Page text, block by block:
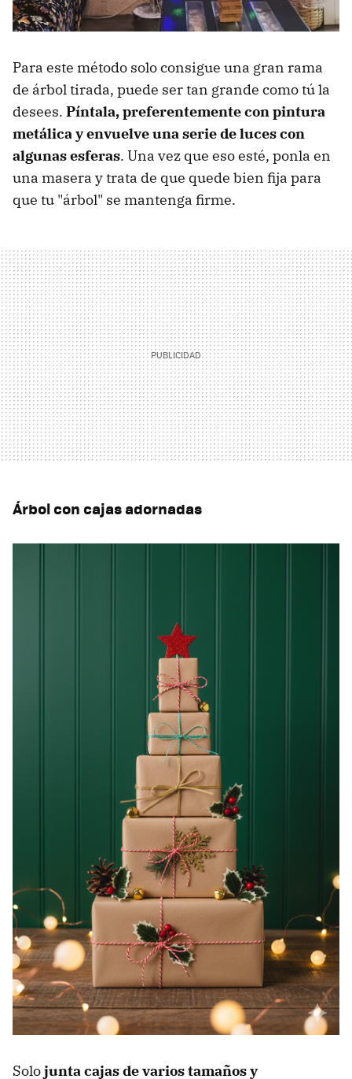
Para este método solo consigue una gran rama
de árbol tirada, puede ser tan grande como tú la
desees. Píntala, preferentemente con pintura
metálica y envuelve una serie de luces con
algunas esferas. Una vez que eso esté, ponla en
una masera y trata de que quede bien fija para
que tu "árbol" se mantenga firme.
Árbol con cajas adornadas
Solojunta cajas de varios tamaños y